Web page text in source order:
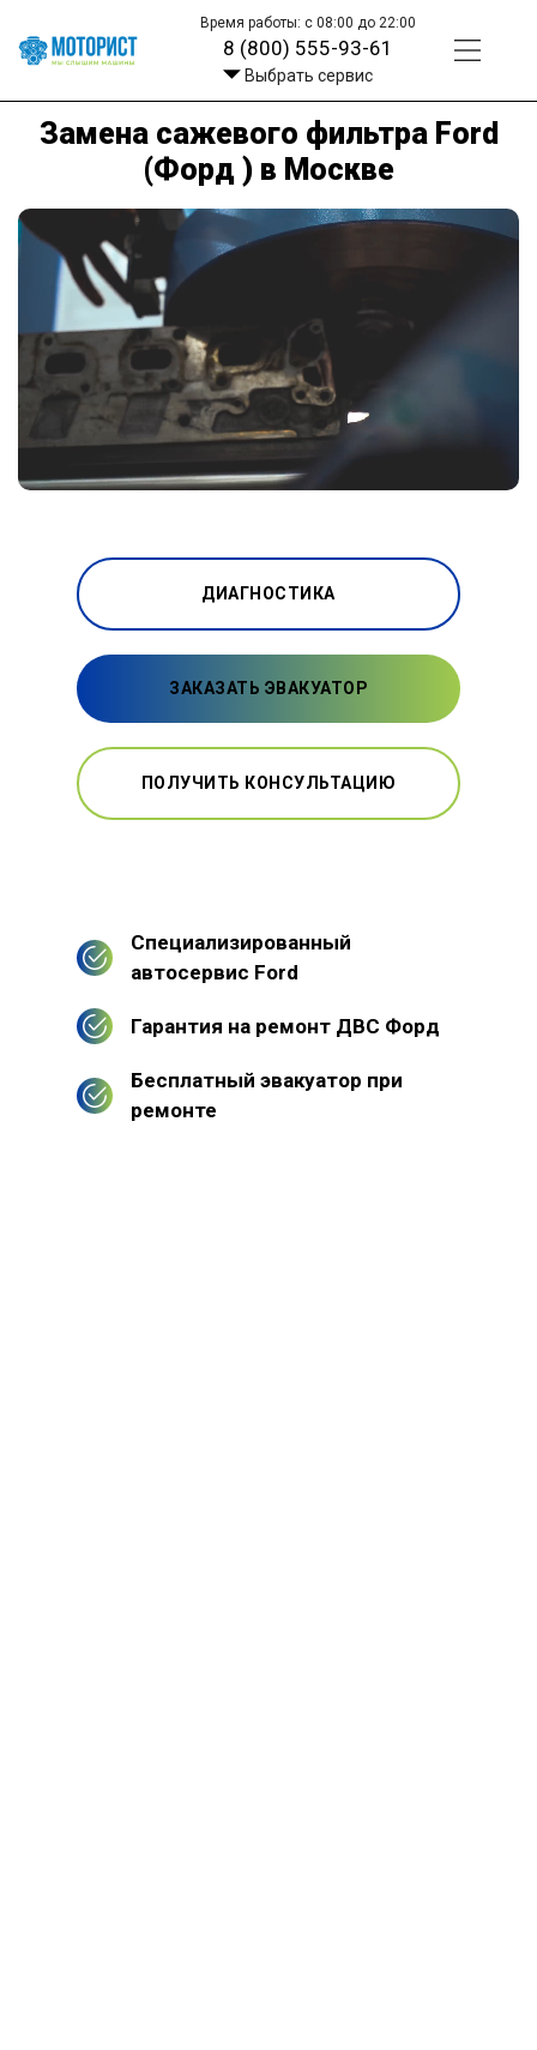
Время работы: с 08:00 до 22:00
8 (800) 555-93-61
Выбрать сервис
Замена сажевого фильтра Ford
(Форд ) в Москве
ДИАГНОСТИКА
ЗАКАЗАТЬ ЭВАКУАТОР
ПОЛУЧИТЬ КОНСУЛЬТАЦИЮ
Специализированный
автосервис Ford
Гарантия на ремонт ДВС Форд
Бесплатный эвакуатор при
ремонте